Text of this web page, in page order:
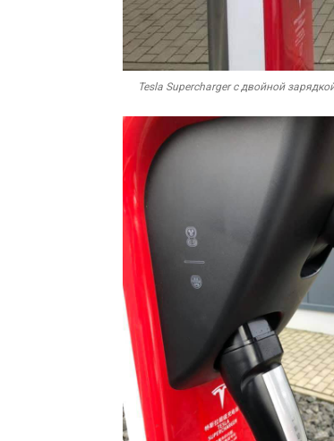
Tesla Supercharger с двойной